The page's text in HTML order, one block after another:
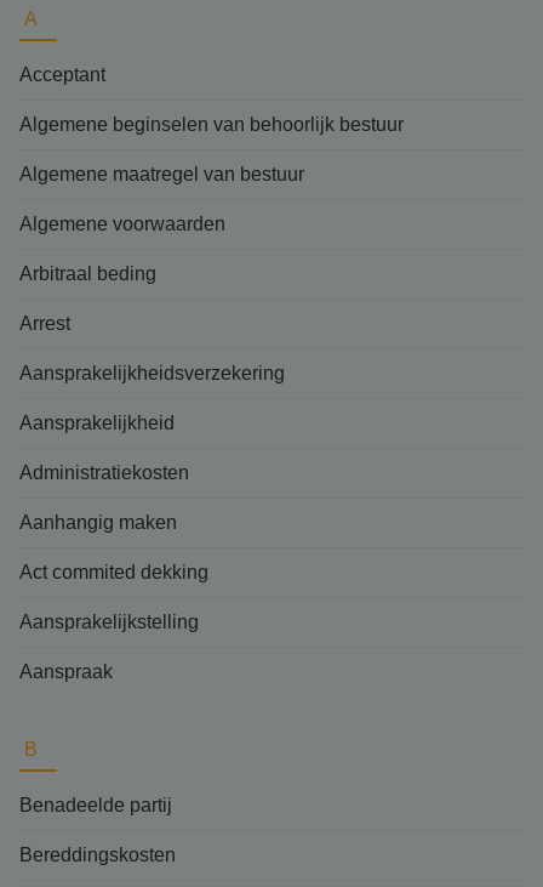
A
Acceptant
Algemene beginselen van behoorlijk bestuur
Algemene maatregel van bestuur
Algemene voorwaarden
Arbitraal beding
Arrest
Aansprakelijkheidsverzekering
Aansprakelijkheid
Administratiekosten
Aanhangig maken
Act commited dekking
Aansprakelijkstelling
Aanspraak
B
Benadeelde partij
Bereddingskosten